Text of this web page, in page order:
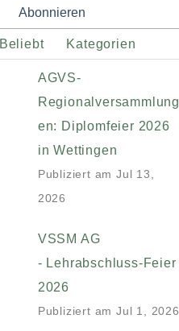
Beliebt Kategorien
AGVS-
Regionalversammlung
en: Diplomfeier 2026
in Wettingen
Publiziert am Jul 13,
2026
VSSM AG
- Lehrabschluss-Feier
2026
Publiziert am Jul 1, 2026